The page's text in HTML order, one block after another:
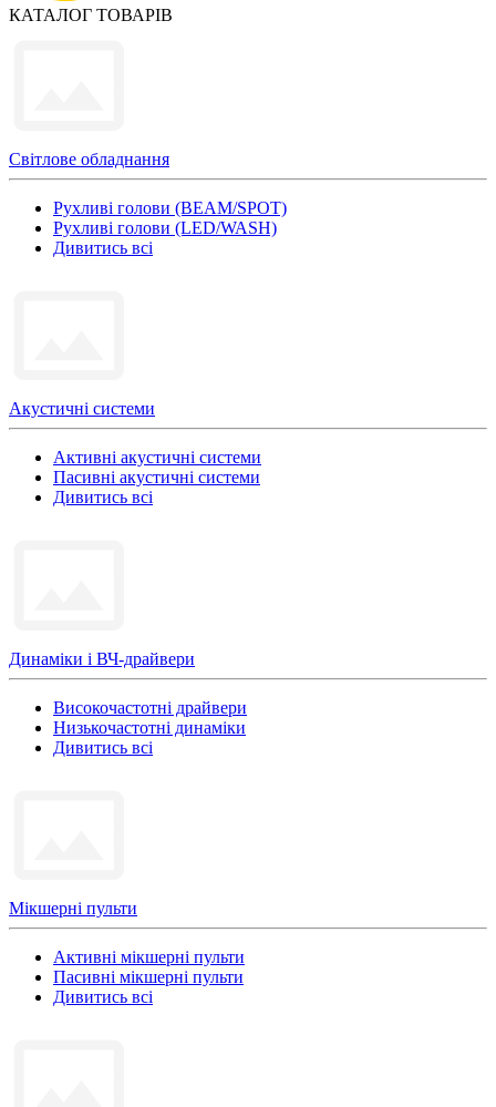
КАТАЛОГ ТОВАРІВ
Світлове обладнання
Рухливі голови (BEAM/SPOT)
Рухливі голови (LED/WASH)
Дивитись всі
Акустичні системи
Активні акустичні системи
Пасивні акустичні системи
Дивитись всі
Динаміки і ВЧ-драйвери
Високочастотні драйвери
Низькочастотні динаміки
Дивитись всі
Мікшерні пульти
Активні мікшерні пульти
Пасивні мікшерні пульти
Дивитись всі